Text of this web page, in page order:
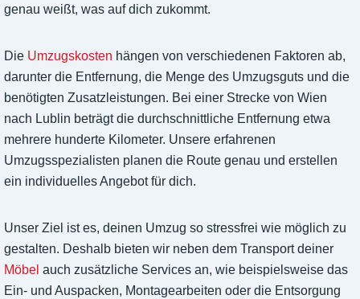
genau weißt, was auf dich zukommt.
Die Umzugskosten hängen von verschiedenen Faktoren ab,
darunter die Entfernung, die Menge des Umzugsguts und die
benötigten Zusatzleistungen. Bei einer Strecke von Wien
nach Lublin beträgt die durchschnittliche Entfernung etwa
mehrere hunderte Kilometer. Unsere erfahrenen
Umzugsspezialisten planen die Route genau und erstellen
ein individuelles Angebot für dich.
Unser Ziel ist es, deinen Umzug so stressfrei wie möglich zu
gestalten. Deshalb bieten wir neben dem Transport deiner
Möbel auch zusätzliche Services an, wie beispielsweise das
Ein- und Auspacken, Montagearbeiten oder die Entsorgung